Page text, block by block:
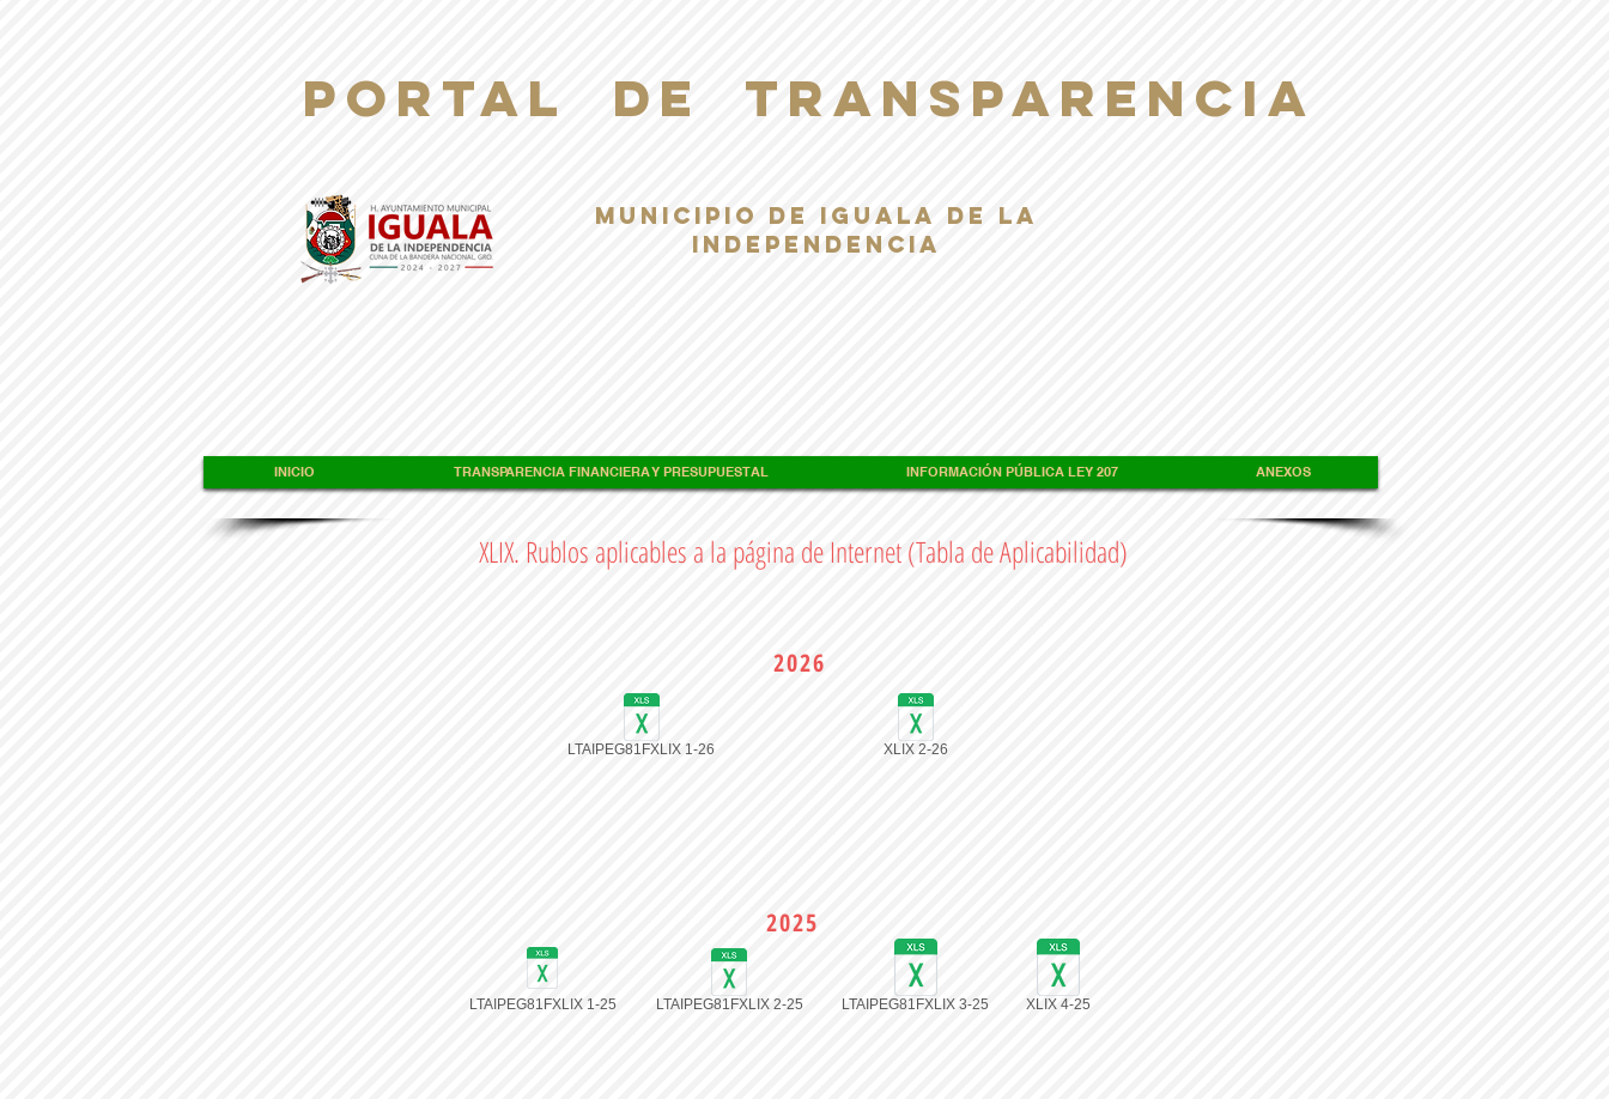
PORTAL DE TRANSPARENCIA
Municipio de Iguala de la
Independencia
INICIO TRANSPARENCIA FINANCIERA Y PRESUPUESTAL INFORMACIÓN PÚBLICA LEY 207 ANEXOS
XLIX. Rublos aplicables a la página de Internet (Tabla de Aplicabilidad)
2026
LTAIPEG81FXLIX 1-26 XLIX 2-26
2025
LTAIPEG81FXLIX 1-25 LTAIPEG81FXLIX 2-25 LTAIPEG81FXLIX 3-25 XLIX 4-25